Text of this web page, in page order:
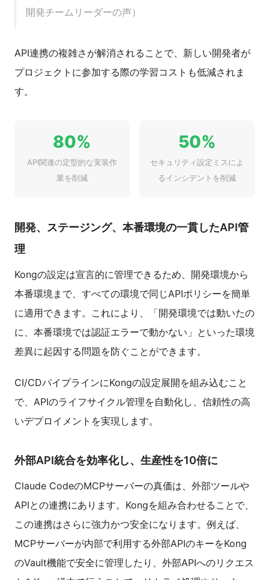
開発チームリーダーの声）
API連携の複雑さが解消されることで、新しい開発者が
プロジェクトに参加する際の学習コストも低減されま
す。
80%
API関連の定型的な実装作
業を削減
50%
セキュリティ設定ミスによ
るインシデントを削減
開発、ステージング、本番環境の一貫したAPI管
理
Kongの設定は宣言的に管理できるため、開発環境から
本番環境まで、すべての環境で同じAPIポリシーを簡単
に適用できます。これにより、「開発環境では動いたの
に、本番環境では認証エラーで動かない」といった環境
差異に起因する問題を防ぐことができます。
CI/CDパイプラインにKongの設定展開を組み込むこと
で、APIのライフサイクル管理を自動化し、信頼性の高
いデプロイメントを実現します。
外部API統合を効率化し、生産性を10倍に
Claude CodeのMCPサーバーの真価は、外部ツールや
APIとの連携にあります。Kongを組み合わせることで、
この連携はさらに強力かつ安全になります。例えば、
MCPサーバーが内部で利用する外部APIのキーをKong
のVault機能で安全に管理したり、外部APIへのリクエス